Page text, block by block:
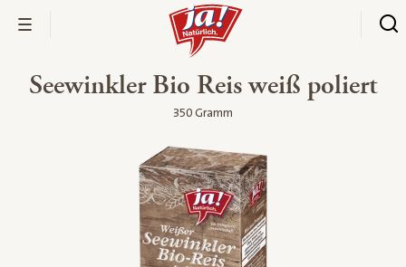
Seewinkler Bio Reis weiß poliert
350 Gramm